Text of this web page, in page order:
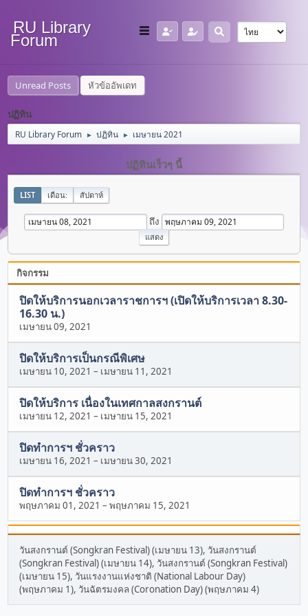
RU Library
Forum
Unread Posts หัวข้ออัพเดท
ปฏิทิน
RU Library Forum ► ปฏิทิน ► เมษายน 2021
ปฏิทินเร็วๆ นี้
LIST เดือน: สัปดาห์
ถึง
กิจกรรม
ปิดให้บริการนอกเวลาราชการฯ (เปิดให้บริการเวลา 8.30-
16.30 น.)
เมษายน 09, 2021
ปิดให้บริการเป็นกรณีพิเศษ
เมษายน 10, 2021 – เมษายน 11, 2021
ปิดให้บริการ เนื่องในเทศกาลสงกรานต์
เมษายน 12, 2021 – เมษายน 15, 2021
ปิดทำการฯ ชั่วคราว
เมษายน 16, 2021 – เมษายน 30, 2021
ปิดทำการฯ ชั่วคราว
พฤษภาคม 01, 2021 –พฤษภาคม 15, 2021
วันสงกรานต์ (Songkran Festival) (เมษายน 13), วันสงกรานต์
(Songkran Festival) (เมษายน 14), วันสงกรานต์ (Songkran Festival)
(เมษายน 15), วันแรงงานแห่งชาติ (National Labour Day)
(พฤษภาคม 1), วันฉัตรมงคล (Coronation Day) (พฤษภาคม 4)